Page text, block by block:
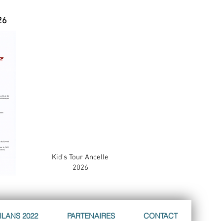
Kid's Tour Ancelle
2026
2022 PARTENAIRES CONTACT